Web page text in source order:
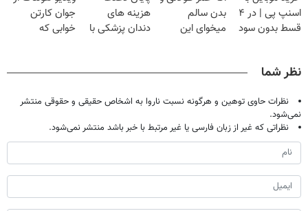
اسنپ پی | در ۴
قسط بدون سود
بدن سالم
میخوای این
هزینه های
دندان پزشکی با
جوان کارتن
خوابی که
نظر شما
نظرات حاوی توهین و هرگونه نسبت ناروا به اشخاص حقیقی و حقوقی منتشر
نمی‌شود.
نظراتی که غیر از زبان فارسی یا غیر مرتبط با خبر باشد منتشر نمی‌شود.